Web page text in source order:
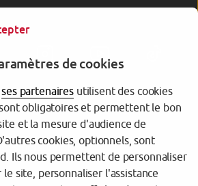
personnelles
de cookies
ses partenairesutilisent des cookies
obligatoires et permettent le bon
et la mesure d'audience de
cookies, optionnels, sont
Ils nous permettent de personnaliser
site, personnaliser l'assistance